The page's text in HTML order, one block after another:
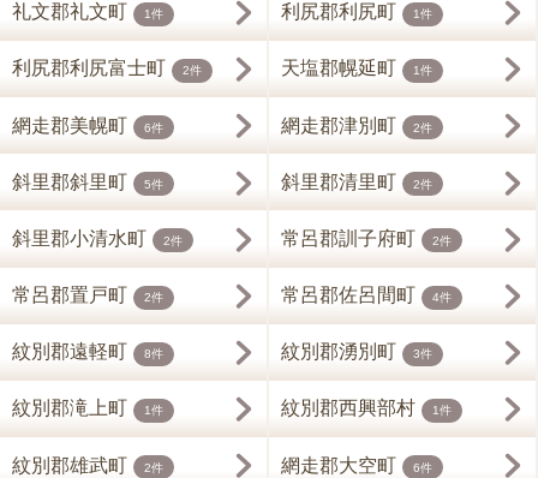
礼文郡礼文町 1件 利尻郡利尻町 1件
利尻郡利尻富士町 2件 天塩郡幌延町 1件
網走郡美幌町 6件 網走郡津別町 2件
斜里郡斜里町 5件 斜里郡清里町 2件
斜里郡小清水町 2件 常呂郡訓子府町 2件
常呂郡置戸町 2件 常呂郡佐呂間町 4件
紋別郡遠軽町 8件 紋別郡湧別町 3件
紋別郡滝上町 1件 紋別郡西興部村 1件
紋別郡雄武町 2件 網走郡大空町 6件